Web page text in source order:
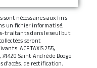
sont nécessaires aux fins
un fichier informatisé.
traitants dans le seul but
seront
ACE TAXIS 255,
Saint André de Boëge
d’accès, de rectification,